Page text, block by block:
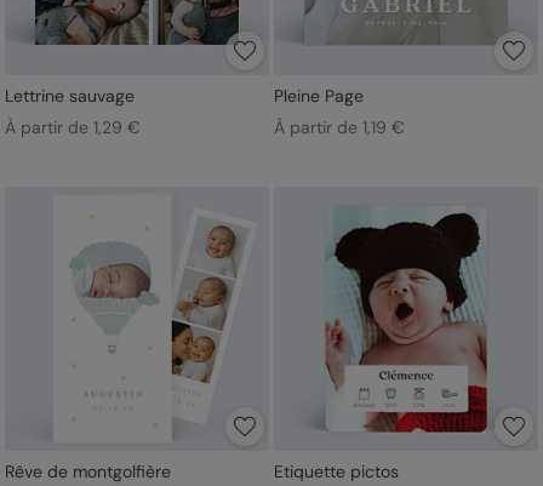
Lettrine sauvage
À partir de 1,29 €
Pleine Page
À partir de 1,19 €
Rêve de montgolfière
Etiquette pictos